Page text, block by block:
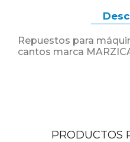
Repuestos para
cantos marca
PRODUCTOS